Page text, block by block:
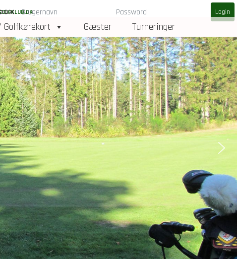
Gæster Turneringer